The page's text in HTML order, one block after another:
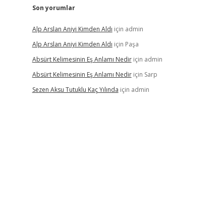
Son yorumlar
Alp Arslan Aniyi Kimden Aldı için admin
Alp Arslan Aniyi Kimden Aldı için Paşa
Absürt Kelimesinin Eş Anlamı Nediriçin admin
Absürt Kelimesinin Eş Anlamı Nediriçin Sarp
Sezen Aksu Tutuklu Kaç Yılında için admin